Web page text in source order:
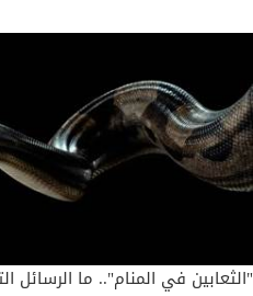
"الثعابين في المنام".. ما الرسائل